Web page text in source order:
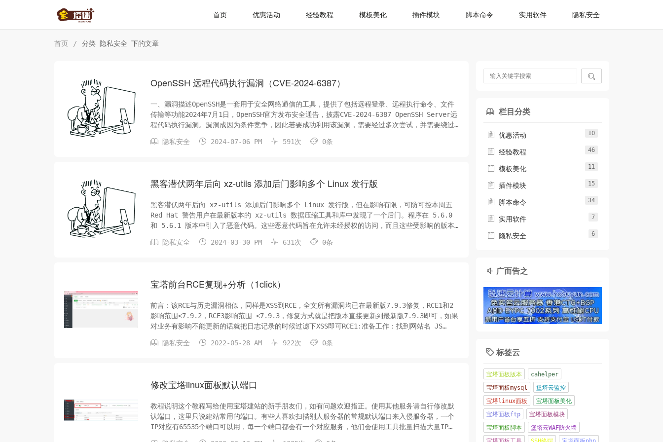
首页 优惠活动 经验教程 模板美化 插件模块 脚本命令 实用软件 隐私安全
首页 / 分类 隐私安全 下的文章
OpenSSH 远程代码执行漏洞（CVE-2024-6387）
一、漏洞描述OpenSSH是一套用于安全网络通信的工具，提供了包括远程登录、远程执行命令、文件
传输等功能2024年7月1日，OpenSSH官方发布安全通告，披露CVE-2024-6387 OpenSSH Server远
程代码执行漏洞。漏洞成因为条件竞争，因此若要成功利用该漏洞，需要经过多次尝试，并需要绕过
 隐私安全  2024-07-06 PM  591次  0条
黑客潜伏两年后向 xz-utils 添加后门影响多个 Linux 发行版
黑客潜伏两年后向 xz-utils 添加后门影响多个 Linux 发行版，但在影响有限，可防可控本周五
Red Hat 警告用户在最新版本的 xz-utils 数据压缩工具和库中发现了一个后门。程序在 5.6.0
和 5.6.1 版本中引入了恶意代码。这些恶意代码旨在允许未经授权的访问，而且这些受影响的版本
 隐私安全  2024-03-30 PM  631次  0条
宝塔前台RCE复现+分析（1click）
前言：该RCE与历史漏洞相似，同样是XSS到RCE，全文所有漏洞均已在最新版7.9.3修复，RCE1和2
影响范围<7.9.2，RCE3影响范围 <7.9.3，修复方式就是把版本直接更新到最新版7.9.3即可，如果
对业务有影响不能更新的话就把日志记录的时候过滤下XSS即可RCE1:准备工作：找到网站名 JS
 隐私安全  2022-05-28 AM  922次  0条
修改宝塔linux面板默认端口
教程说明这个教程写给使用宝塔建站的新手朋友们，如有问题欢迎指正。使用其他服务请自行修改默
认端口，这里只说建站常用的端口。有些人喜欢扫描别人服务器的常规默认端口来入侵服务器，一个
IP对应有65535个端口可以用，每一个端口都会有一个对应服务，他们会使用工具批量扫描大量IP以

 栏目分类
 优惠活动 10
 经验教程 46
 模板美化 11
 插件模块 15
 脚本命令 34
 实用软件 7
 隐私安全 6
 广而告之
 标签云
宝塔面板版本
cahelper
宝塔面板mysql
堡塔云监控
宝塔linux面板
宝塔面板美化
宝塔面板ftp
宝塔面板模块
宝塔面板脚本
堡塔云WAF防火墙